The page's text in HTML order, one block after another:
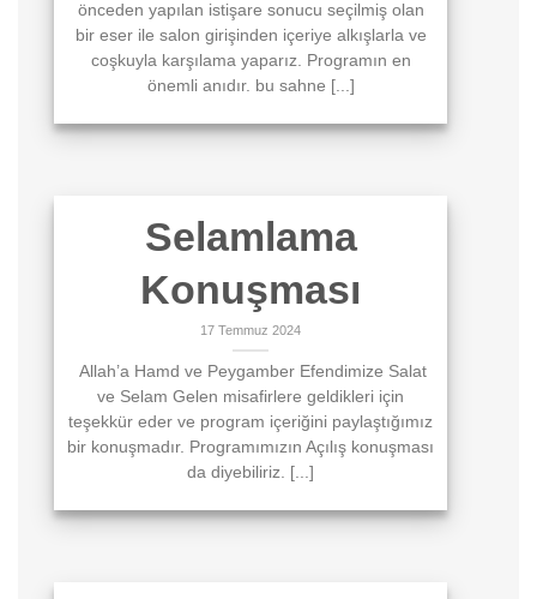
önceden yapılan istişare sonucu seçilmiş olan
bir eser ile salon girişinden içeriye alkışlarla ve
coşkuyla karşılama yaparız. Programın en
önemli anıdır. bu sahne [...]
Selamlama
Konuşması
17 Temmuz 2024
Allah’a Hamd ve Peygamber Efendimize Salat
ve Selam Gelen misafirlere geldikleri için
teşekkür eder ve program içeriğini paylaştığımız
bir konuşmadır. Programımızın Açılış konuşması
da diyebiliriz. [...]